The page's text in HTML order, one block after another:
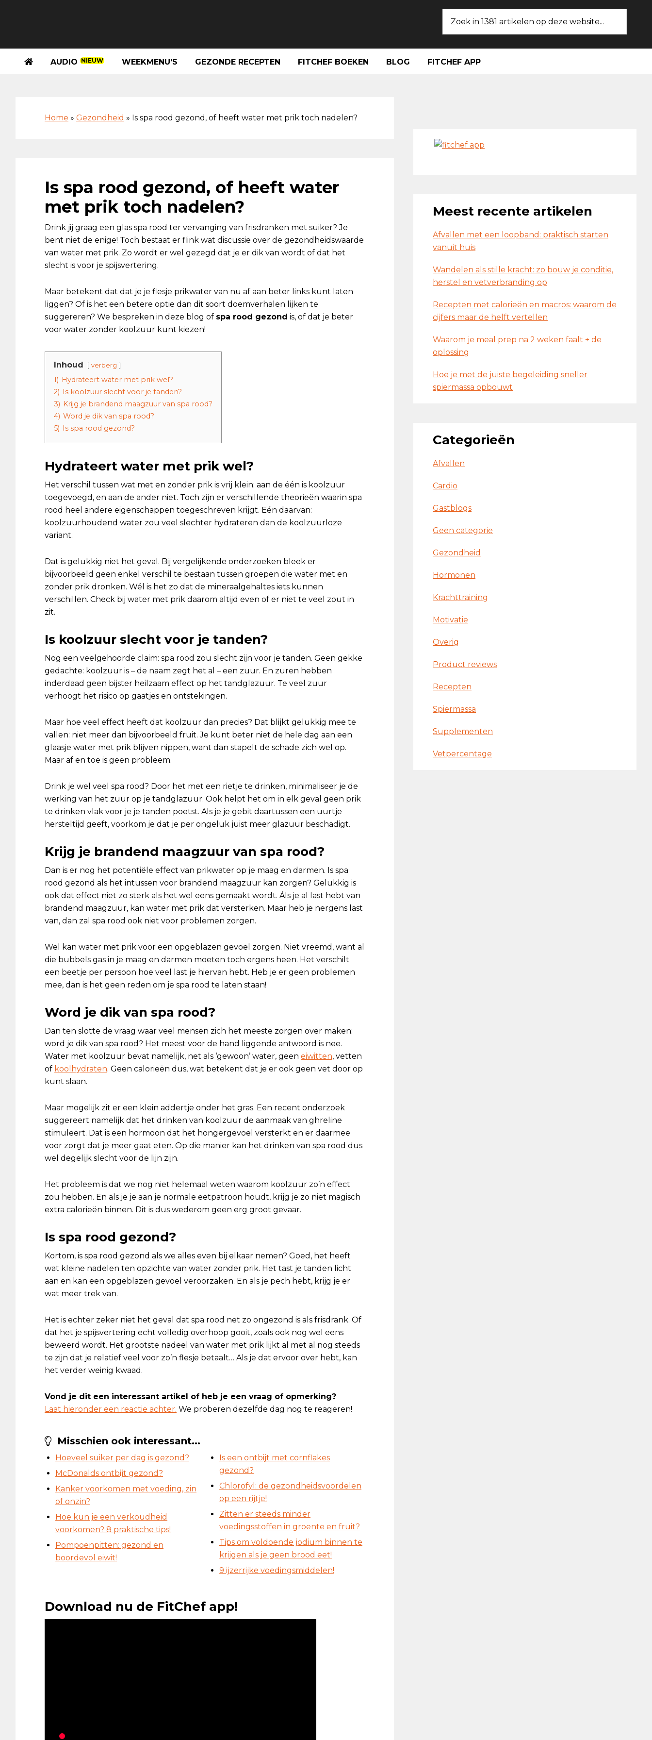
inhoud
sidebar
op
AUDIO NIEUW WEEKMENU’S GEZONDE RECEPTEN FITCHEF BOEKEN BLOG FITCHEF APP
Home » Gezondheid » Is spa rood gezond, of heeft water met prik toch nadelen?
Is spa rood gezond, of heeft water
met prik toch nadelen?
Drink jij graag een glas spa rood ter vervanging van frisdranken met suiker? Je
bent niet de enige! Toch bestaat er flink wat discussie over de gezondheidswaarde
van water met prik. Zo wordt er wel gezegd dat je er dik van wordt of dat het
slecht is voor je spijsvertering.
Maar betekent dat dat je je flesje prikwater van nu af aan beter links kunt laten
liggen? Of is het een betere optie dan dit soort doemverhalen lijken te
suggereren? We bespreken in deze blog of spa rood gezond is, of dat je beter
voor water zonder koolzuur kunt kiezen!
Inhoud verberg
1) Hydrateert water met prik wel?
2) Is koolzuur slecht voor je tanden?
3) Krijg je brandend maagzuur van spa rood?
4) Word je dik van spa rood?
5) Is spa rood gezond?
Hydrateert water met prik wel?
Het verschil tussen wat met en zonder prik is vrij klein: aan de één is koolzuur
toegevoegd, en aan de ander niet. Toch zijn er verschillende theorieën waarin spa
rood heel andere eigenschappen toegeschreven krijgt. Eén daarvan:
koolzuurhoudend water zou veel slechter hydrateren dan de koolzuurloze
variant.
Dat is gelukkig niet het geval. Bij vergelijkende onderzoeken bleek er
bijvoorbeeld geen enkel verschil te bestaan tussen groepen die water met en
zonder prik dronken. Wél is het zo dat de mineraalgehaltes iets kunnen
verschillen. Check bij water met prik daarom altijd even of er niet te veel zout in
zit.
Is koolzuur slecht voor je tanden?
Nog een veelgehoorde claim: spa rood zou slecht zijn voor je tanden. Geen gekke
gedachte: koolzuur is – de naam zegt het al – een zuur. En zuren hebben
inderdaad geen bijster heilzaam effect op het tandglazuur. Te veel zuur
verhoogt het risico op gaatjes en ontstekingen.
Maar hoe veel effect heeft dat koolzuur dan precies? Dat blijkt gelukkig mee te
vallen: niet meer dan bijvoorbeeld fruit. Je kunt beter niet de hele dag aan een
glaasje water met prik blijven nippen, want dan stapelt de schade zich wel op.
Maar af en toe is geen probleem.
Drink je wel veel spa rood? Door het met een rietje te drinken, minimaliseer je de
werking van het zuur op je tandglazuur. Ook helpt het om in elk geval geen prik
te drinken vlak voor je je tanden poetst. Als je je gebit daartussen een uurtje
hersteltijd geeft, voorkom je dat je per ongeluk juist meer glazuur beschadigt.
Krijg je brandend maagzuur van spa rood?
Dan is er nog het potentiële effect van prikwater op je maag en darmen. Is spa
rood gezond als het intussen voor brandend maagzuur kan zorgen? Gelukkig is
ook dat effect niet zo sterk als het wel eens gemaakt wordt. Áls je al last hebt van
brandend maagzuur, kan water met prik dat versterken. Maar heb je nergens last
van, dan zal spa rood ook niet voor problemen zorgen.
Wel kan water met prik voor een opgeblazen gevoel zorgen. Niet vreemd, want al
die bubbels gas in je maag en darmen moeten toch ergens heen. Het verschilt
een beetje per persoon hoe veel last je hiervan hebt. Heb je er geen problemen
mee, dan is het geen reden om je spa rood te laten staan!
Word je dik van spa rood?
Dan ten slotte de vraag waar veel mensen zich het meeste zorgen over maken:
word je dik van spa rood? Het meest voor de hand liggende antwoord is nee.
Water met koolzuur bevat namelijk, net als ‘gewoon’ water, geen eiwitten, vetten
of koolhydraten. Geen calorieën dus, wat betekent dat je er ook geen vet door op
kunt slaan.
Maar mogelijk zit er een klein addertje onder het gras. Een recent onderzoek
suggereert namelijk dat het drinken van koolzuur de aanmaak van ghreline
stimuleert. Dat is een hormoon dat het hongergevoel versterkt en er daarmee
voor zorgt dat je meer gaat eten. Op die manier kan het drinken van spa rood dus
wel degelijk slecht voor de lijn zijn.
Het probleem is dat we nog niet helemaal weten waarom koolzuur zo’n effect
zou hebben. En als je je aan je normale eetpatroon houdt, krijg je zo niet magisch
extra calorieën binnen. Dit is dus wederom geen erg groot gevaar.
Is spa rood gezond?
Kortom, is spa rood gezond als we alles even bij elkaar nemen? Goed, het heeft
wat kleine nadelen ten opzichte van water zonder prik. Het tast je tanden licht
aan en kan een opgeblazen gevoel veroorzaken. En als je pech hebt, krijg je er
wat meer trek van.
Het is echter zeker niet het geval dat spa rood net zo ongezond is als frisdrank. Of
dat het je spijsvertering echt volledig overhoop gooit, zoals ook nog wel eens
beweerd wordt. Het grootste nadeel van water met prik lijkt al met al nog steeds
te zijn dat je relatief veel voor zo’n flesje betaalt… Als je dat ervoor over hebt, kan
het verder weinig kwaad.
Vond je dit een interessant artikel of heb je een vraag of opmerking?
Laat hieronder een reactie achter. We proberen dezelfde dag nog te reageren!
Misschien ook interessant...
Hoeveel suiker per dag is gezond?
McDonalds ontbijt gezond?
Kanker voorkomen met voeding, zin
of onzin?
Hoe kun je een verkoudheid
voorkomen? 8 praktische tips!
Pompoenpitten: gezond en
boordevol eiwit!
Is een ontbijt met cornflakes
gezond?
Chlorofyl: de gezondheidsvoordelen
op een rijtje!
Zitten er steeds minder
voedingsstoffen in groente en fruit?
Tips om voldoende jodium binnen te
krijgen als je geen brood eet!
9 ijzerrijke voedingsmiddelen!
Download nu de FitChef app!
Meest recente artikelen
Afvallen met een loopband: praktisch starten
vanuit huis
Wandelen als stille kracht: zo bouw je conditie,
herstel en vetverbranding op
Recepten met calorieën en macros: waarom de
cijfers maar de helft vertellen
Waarom je meal prep na 2 weken faalt + de
oplossing
Hoe je met de juiste begeleiding sneller
spiermassa opbouwt
Categorieën
Afvallen
Cardio
Gastblogs
Geen categorie
Gezondheid
Hormonen
Krachttraining
Motivatie
Overig
Product reviews
Recepten
Spiermassa
Supplementen
Vetpercentage